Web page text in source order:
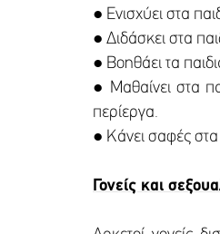
● Ενισχύει στα
● Διδάσκει στα
● Βοηθάει τα
● Μαθαίνει στα
περίεργα.
● Κάνει σαφές στα
Γονείς και